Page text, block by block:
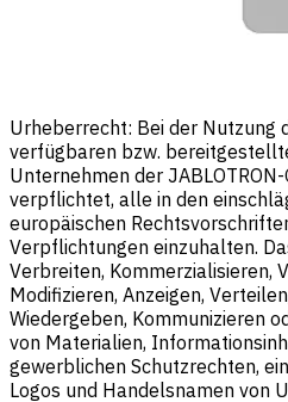
Urheberrecht: Bei der Nutzung
verfügbaren bzw.
Unternehmen der
verpflichtet, alle in den
europäischen
Verpflichtungen einzuhalten.
Verbreiten, Kommerzialisieren,
Modifizieren, Anzeigen,
Wiedergeben, Kommunizieren
von Materialien,
gewerblichen Schutzrechten,
Logos und Handelsnamen von